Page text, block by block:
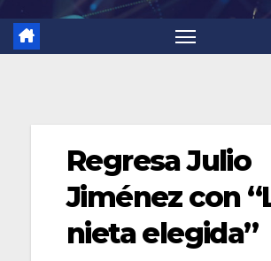
Regresa Julio
Jiménez con
nieta elegida”